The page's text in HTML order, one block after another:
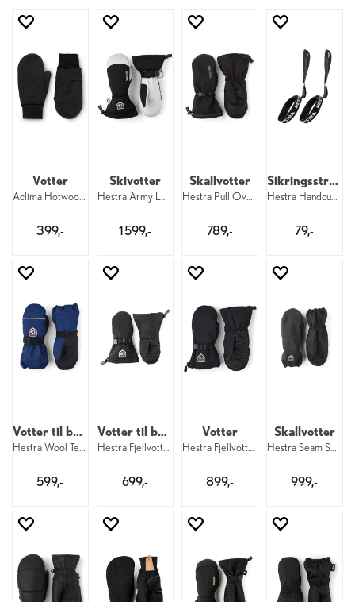
Votter
Aclima Hotwool Liner Mittens 123
399,-
Skivotter
Hestra Army Leather Heli Ski Mitt 100
1 599,-
Skallvotter
Hestra Pull Over Mitt 100
789,-
Sikringsstropper til dame
Hestra Handcuff 17 mm W 5–9
79,-
Votter til barn
Hestra Wool Terry Mitt Kid 260
599,-
Votter til barn
Hestra Fjellvotten Mitt Jr 100
699,-
Votter
Hestra Fjellvotten Mitt 100
899,-
Skallvotter
Hestra Seam Sealed Shell Mitt 100
999,-